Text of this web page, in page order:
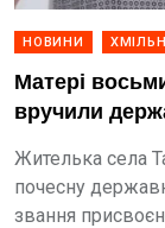
НОВИНИ
Матері
вручили
Жителька села
почесну
звання